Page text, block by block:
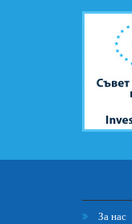
За нас